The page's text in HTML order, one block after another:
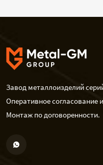
Завод металлоизделий
Оперативное согласование
Монтаж по договоренности.